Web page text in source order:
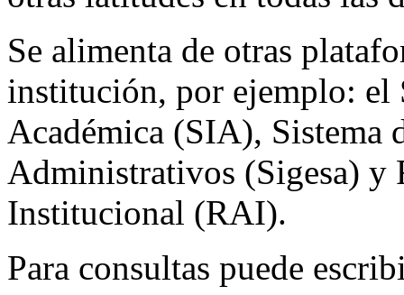
Se alimenta de otras
institución, por ejemplo: el
Académica (SIA), Sistema
Administrativos (Sigesa) y
Institucional (RAI).
Para consultas puede